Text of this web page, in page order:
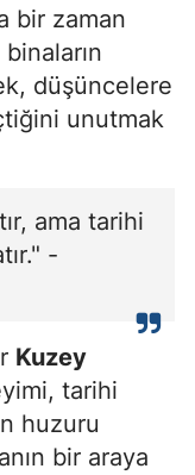
bir zaman
düşüncelere
unutmak
ama tarihi
-
Kuzey
tarihi
huzuru
bir araya